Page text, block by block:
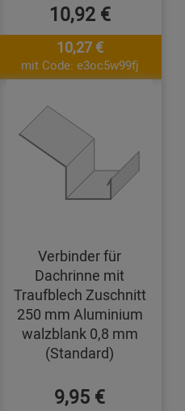
10,92 €
10,27 €
mit Code: e3oc5w99fj
Verbinder für
Dachrinne mit
Traufblech Zuschnitt
250 mm Aluminium
walzblank 0,8 mm
(Standard)
9,95 €